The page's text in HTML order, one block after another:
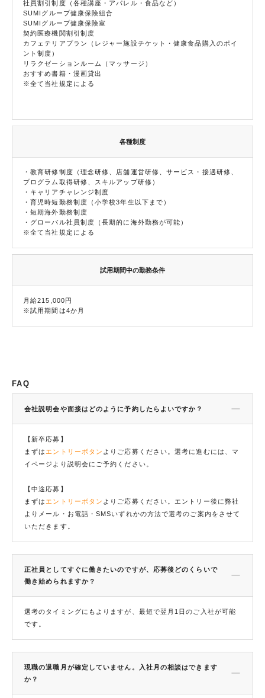
社員割引制度（各種講座・アパレル・食品など）
SUMIグループ健康保険組合
SUMIグループ健康保険室
契約医療機関割引制度
カフェテリアプラン（レジャー施設チケット・健康食品購入のポイ
ント制度）
リラクゼーションルーム（マッサージ）
おすすめ書籍・漫画貸出
※全て当社規定による
各種制度
・教育研修制度（理念研修、店舗運営研修、サービス・接遇研修、
プログラム取得研修、スキルアップ研修）
・キャリアチャレンジ制度
・育児時短勤務制度（小学校3年生以下まで）
・短期海外勤務制度
・グローバル社員制度（長期的に海外勤務が可能）
※全て当社規定による
試用期間中の勤務条件
月給215,000円
※試用期間は4か月
FAQ
会社説明会や面接はどのように予約したらよいですか？
【新卒応募】
まずは エントリーボタン よりご応募ください。選考に進むには、マ
イページより説明会にご予約ください。
【中途応募】
まずは エントリーボタン よりご応募ください。エントリー後に弊社
よりメール・お電話・SMSいずれかの方法で選考のご案内をさせて
いただきます。
正社員としてすぐに働きたいのですが、応募後どのくらいで
働き始められますか？
選考のタイミングにもよりますが、最短で翌月1日のご入社が可能
です。
現職の退職月が確定していません。入社月の相談はできます
か？